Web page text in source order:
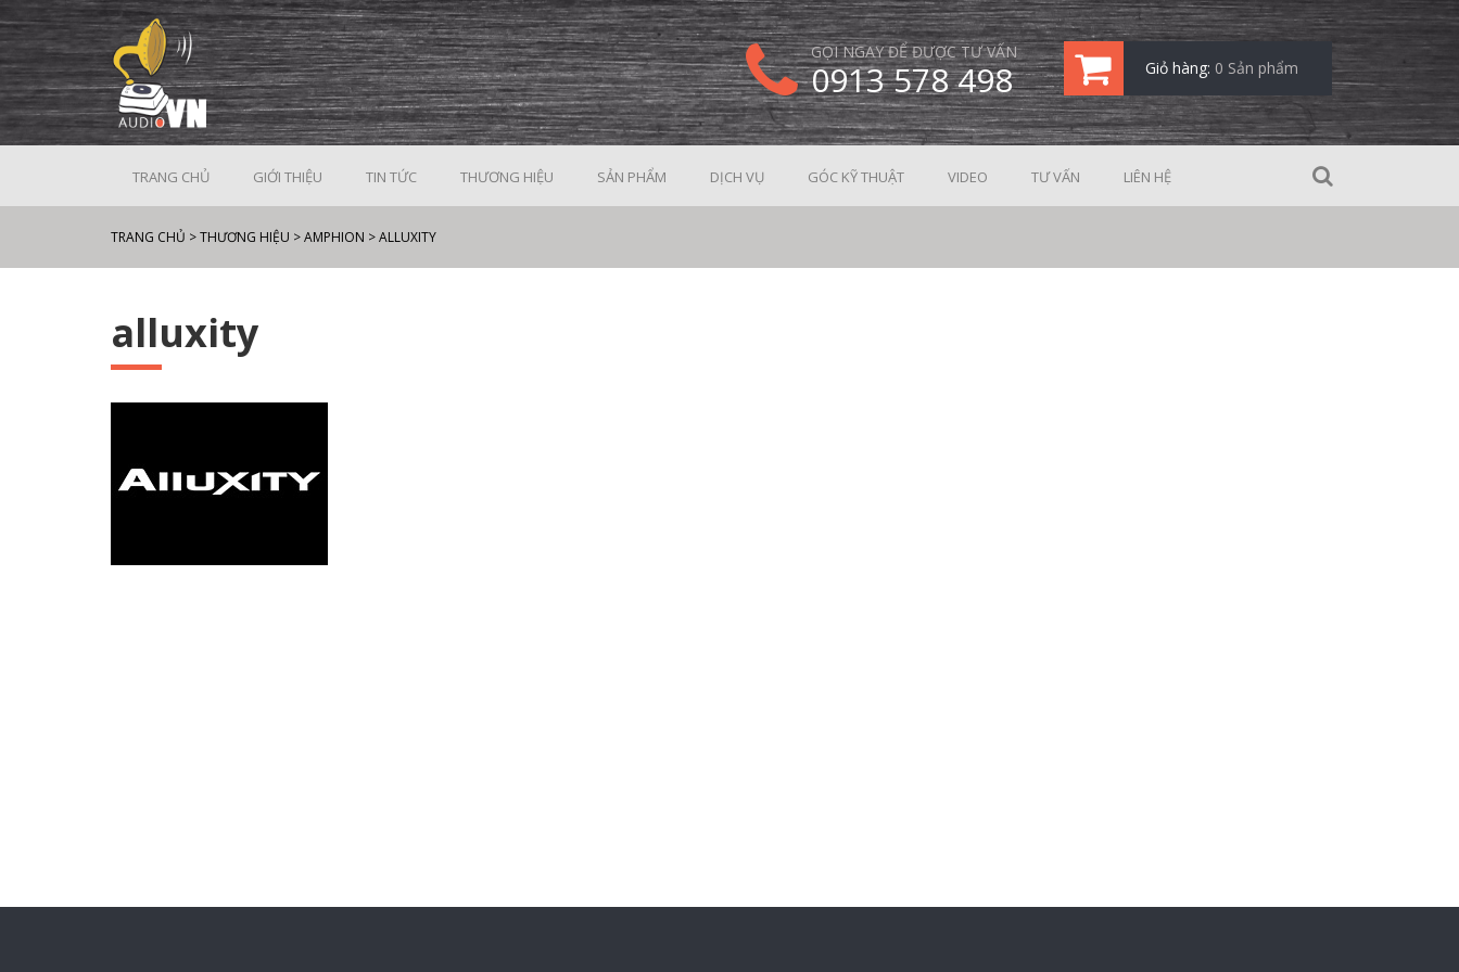
GỌI NGAY ĐỂ ĐƯỢC TƯ VẤN
0913 578 498 Giỏ hàng: 0 Sản phẩm
TRANG CHỦ GIỚI THIỆU TIN TỨC THƯƠNG HIỆU SẢN PHẨM DỊCH VỤ GÓC KỸ THUẬT VIDEO TƯ VẤN LIÊN HỆ
TRANG CHỦ >THƯƠNG HIỆU >AMPHION >ALLUXITY
alluxity